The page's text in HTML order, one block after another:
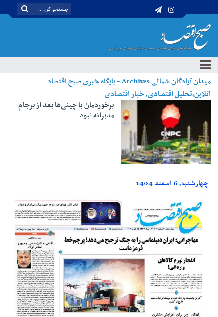
میدان آزادگان شمالی Archives - پایگاه خبری صبح اقتصاد
آنلاین،تحلیل اقتصادی،اخبار اقتصادی
برخوردمان با چینی‌ها بعد از برجام
مدبرانه نبود
چهارشنبه، 6 اسفند 1404